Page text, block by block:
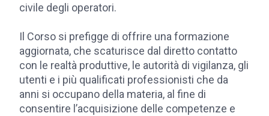
civile degli operatori.
Il Corso si prefigge di offrire una formazione
aggiornata, che scaturisce dal diretto contatto
con le realtà produttive, le autorità di vigilanza, gli
utenti e i più qualificati professionisti che da
anni si occupano della materia, al fine di
consentire l’acquisizione delle competenze e